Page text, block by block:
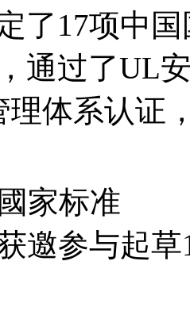
了17项中
通过了UL
理体系认证
家标准
邀参与起